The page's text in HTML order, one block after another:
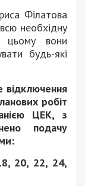
Філатова
необхідну
цьому вони
будь-які
відключення
робіт
ЦЕК, з
подачу
20, 22, 24,